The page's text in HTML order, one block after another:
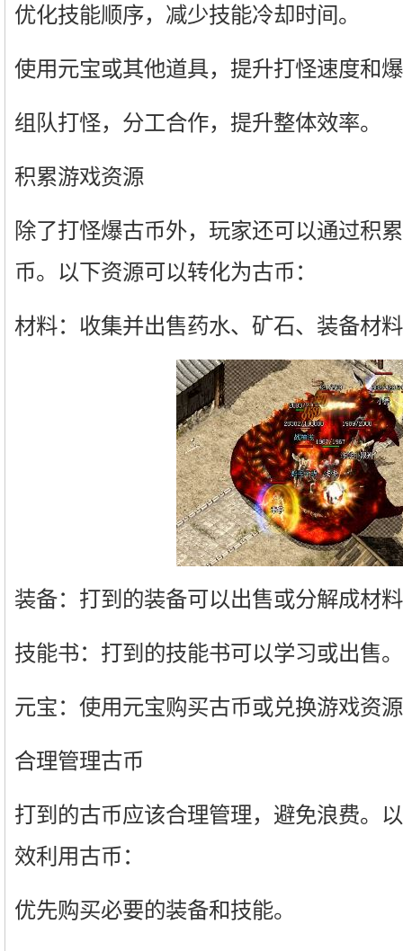
优化技能顺序，减少技能冷却时间。
使用元宝或其他道具，提升打怪速度和
组队打怪，分工合作，提升整体效率。
积累游戏资源
除了打怪爆古币外，玩家还可以通过积
币。以下资源可以转化为古币：
材料：收集并出售药水、矿石、装备材
装备：打到的装备可以出售或分解成材
技能书：打到的技能书可以学习或出售。
元宝：使用元宝购买古币或兑换游戏资
合理管理古币
打到的古币应该合理管理，避免浪费。
效利用古币：
优先购买必要的装备和技能。